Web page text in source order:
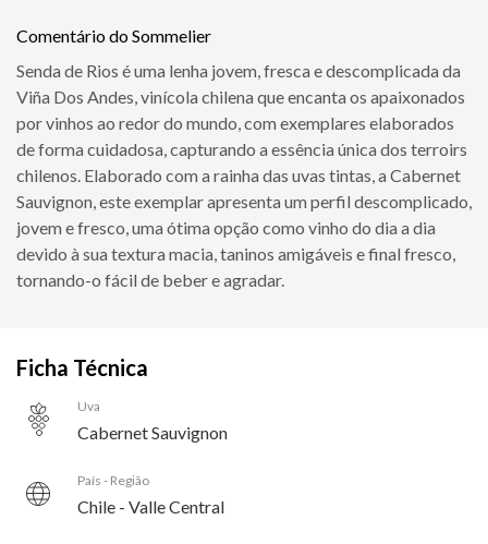
Comentário do Sommelier
Senda de Rios é uma lenha jovem, fresca e descomplicada da
Viña Dos Andes, vinícola chilena que encanta os apaixonados
por vinhos ao redor do mundo, com exemplares elaborados
de forma cuidadosa, capturando a essência única dos terroirs
chilenos. Elaborado com a rainha das uvas tintas, a Cabernet
Sauvignon, este exemplar apresenta um perfil descomplicado,
jovem e fresco, uma ótima opção como vinho do dia a dia
devido à sua textura macia, taninos amigáveis e final fresco,
tornando-o fácil de beber e agradar.
Ficha Técnica
Uva
Cabernet Sauvignon
País - Região
Chile - Valle Central